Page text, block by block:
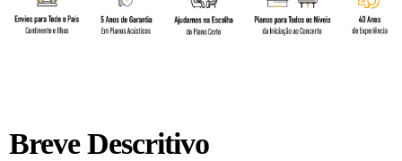
Breve Descritivo